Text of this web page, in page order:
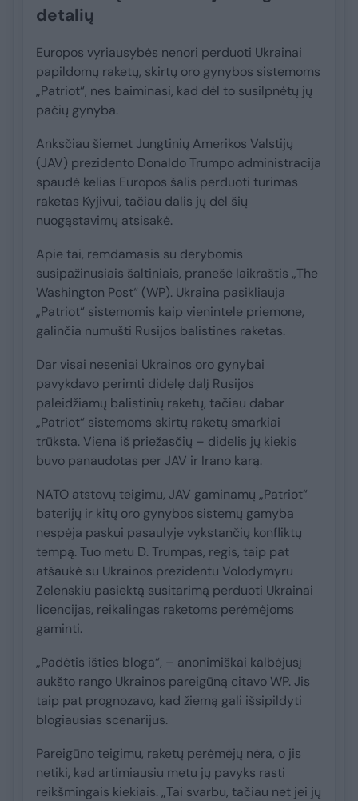
detalių
Europos vyriausybės nenori perduoti Ukrainai
papildomų raketų, skirtų oro gynybos sistemoms
„Patriot“, nes baiminasi, kad dėl to susilpnėtų jų
pačių gynyba.
Anksčiau šiemet Jungtinių Amerikos Valstijų
(JAV) prezidento Donaldo Trumpo administracija
spaudė kelias Europos šalis perduoti turimas
raketas Kyjivui, tačiau dalis jų dėl šių
nuogąstavimų atsisakė.
Apie tai, remdamasis su derybomis
susipažinusiais šaltiniais, pranešė laikraštis „The
Washington Post“ (WP). Ukraina pasikliauja
„Patriot“ sistemomis kaip vienintele priemone,
galinčia numušti Rusijos balistines raketas.
Dar visai neseniai Ukrainos oro gynybai
pavykdavo perimti didelę dalį Rusijos
paleidžiamų balistinių raketų, tačiau dabar
„Patriot“ sistemoms skirtų raketų smarkiai
trūksta. Viena iš priežasčių – didelis jų kiekis
buvo panaudotas per JAV ir Irano karą.
NATO atstovų teigimu, JAV gaminamų „Patriot“
baterijų ir kitų oro gynybos sistemų gamyba
nespėja paskui pasaulyje vykstančių konfliktų
tempą. Tuo metu D. Trumpas, regis, taip pat
atšaukė su Ukrainos prezidentu Volodymyru
Zelenskiu pasiektą susitarimą perduoti Ukrainai
licencijas, reikalingas raketoms perėmėjoms
gaminti.
„Padėtis išties bloga“, – anonimiškai kalbėjusį
aukšto rango Ukrainos pareigūną citavo WP. Jis
taip pat prognozavo, kad žiemą gali išsipildyti
blogiausias scenarijus.
Pareigūno teigimu, raketų perėmėjų nėra, o jis
netiki, kad artimiausiu metu jų pavyks rasti
reikšmingais kiekiais. „Tai svarbu, tačiau net jei jų